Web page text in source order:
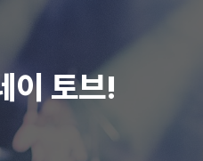
이 토브!